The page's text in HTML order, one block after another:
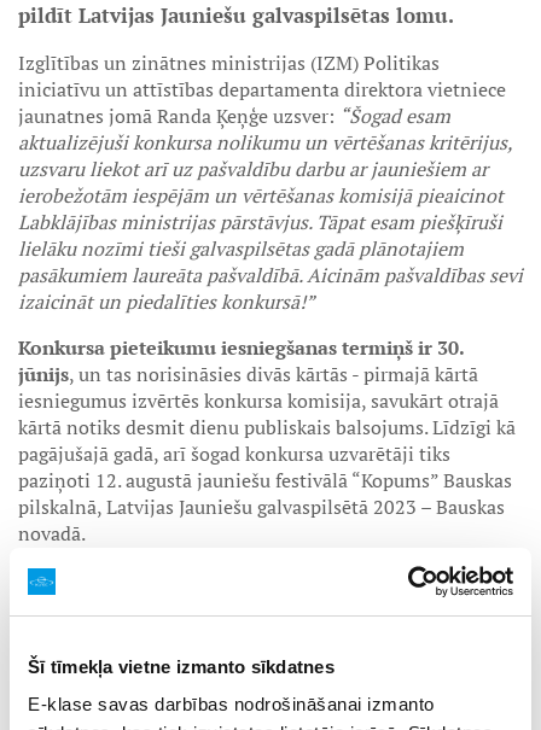
Šī tīmekļa vietne izmanto sīkdatnes
E-klase savas darbības nodrošināšanai izmanto
pildīt Latvijas Jauniešu galvaspilsētas lomu.
Izglītības un zinātnes ministrijas (IZM) Politikas
iniciatīvu un attīstības departamenta direktora vietniece
jaunatnes jomā Randa Ķeņģe uzsver: “Šogad esam
aktualizējuši konkursa nolikumu un vērtēšanas kritērijus,
uzsvaru liekot arī uz pašvaldību darbu ar jauniešiem ar
ierobežotām iespējām un vērtēšanas komisijā pieaicinot
Labklājības ministrijas pārstāvjus. Tāpat esam piešķīruši
lielāku nozīmi tieši galvaspilsētas gadā plānotajiem
pasākumiem laureāta pašvaldībā. Aicinām pašvaldības sevi
izaicināt un piedalīties konkursā!”
Konkursa pieteikumu iesniegšanas termiņš ir 30.
jūnijs, un tas norisināsies divās kārtās - pirmajā kārtā
iesniegumus izvērtēs konkursa komisija, savukārt otrajā
kārtā notiks desmit dienu publiskais balsojums. Līdzīgi kā
pagājušajā gadā, arī šogad konkursa uzvarētāji tiks
paziņoti 12. augustā jauniešu festivālā “Kopums” Bauskas
pilskalnā, Latvijas Jauniešu galvaspilsētā 2023 – Bauskas
novadā.
Uzvaras gadījumā pašvaldībai ir jāīsteno konkursā
iesniegtais pasākumu plāns, t.sk., sadarbībā ar ministriju -
semināru, Starptautiskās Jaunatnes dienas pasākumu 12.
augustā, 2024. gadā un konkursa “Labākais darbā ar
jaunatni 2024” uzvarētāju un nominantu godināšanas